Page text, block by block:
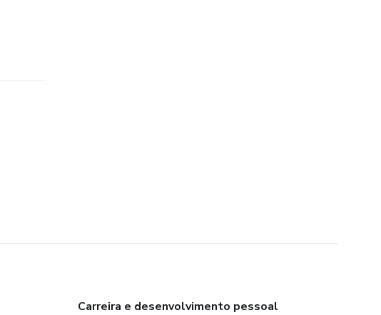
Carreira e desenvolvimento pessoal